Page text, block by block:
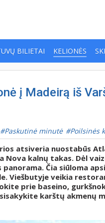
BILIETAI KELIONĖS
į Madeirą iš
Paskutinė minutė Poilsinės
atsiveria nuostabūs
Nova kalnų takas. Dėl
Čia siūloma
Viešbutyje veikia
prie baseino,
karštų akmenų